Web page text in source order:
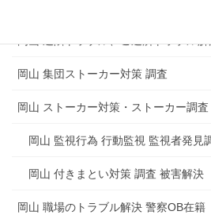
岡山 近隣トラブル、ご近所トラブル
岡山 集団ストーカー対策 調査
岡山 ストーカー対策・ストーカー調
岡山 監視行為 行動監視 監視者発見
岡山 付きまとい対策 調査 被害解決
岡山 職場のトラブル解決 警察OB在籍